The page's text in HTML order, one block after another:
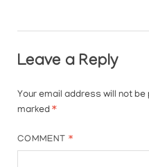
Leave a Reply
Your email address will not be
marked *
COMMENT*